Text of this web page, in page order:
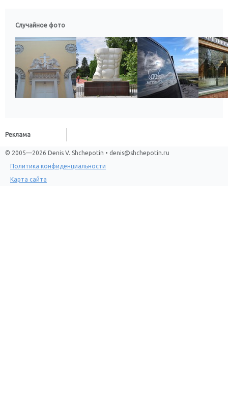
Случайное фото
Реклама
© 2005—2026 Denis V. Shchepotin • denis@shchepotin.ru
Политика конфиденциальности
Карта сайта